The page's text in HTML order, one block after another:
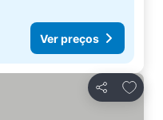
Ver preços
Partilhar